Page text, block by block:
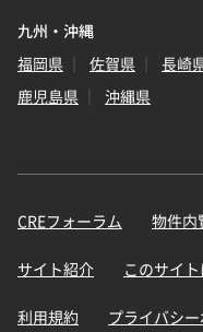
九州・沖縄
福岡県
佐賀県 長崎
鹿児島県
沖縄県
CREフォーラム 物件内
サイト紹介 このサイ
利用規約 プライバシ